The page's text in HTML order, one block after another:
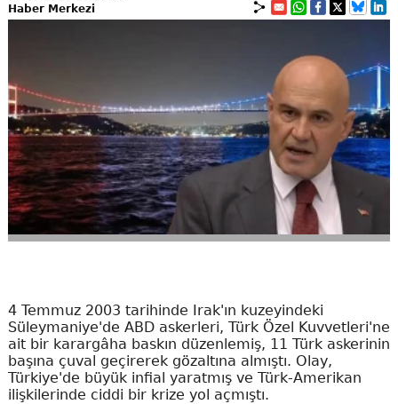
Haber Merkezi
4 Temmuz 2003 tarihinde Irak'ın kuzeyindeki
Süleymaniye'de ABD askerleri, Türk Özel Kuvvetleri'ne
ait bir karargâha baskın düzenlemiş, 11 Türk askerinin
başına çuval geçirerek gözaltına almıştı. Olay,
Türkiye'de büyük infial yaratmış ve Türk-Amerikan
ilişkilerinde ciddi bir krize yol açmıştı.